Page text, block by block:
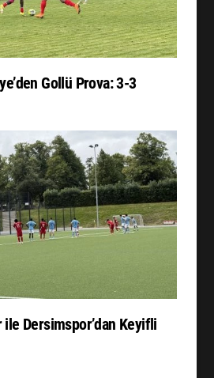
Gollü Prova: 3-3
Dersimspor’dan Keyifli